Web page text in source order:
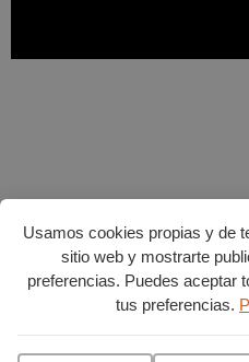
Usamos cookies propias y de
sitio web y mostrarte
preferencias. Puedes aceptar
tus preferencias.